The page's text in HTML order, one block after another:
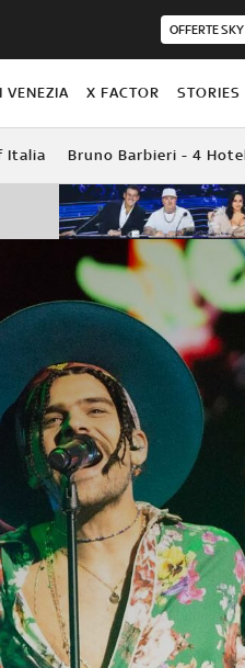
OFFERTE SKY
VENEZIA X FACTOR STORIES
Italia Bruno Barbieri - 4 Hotel